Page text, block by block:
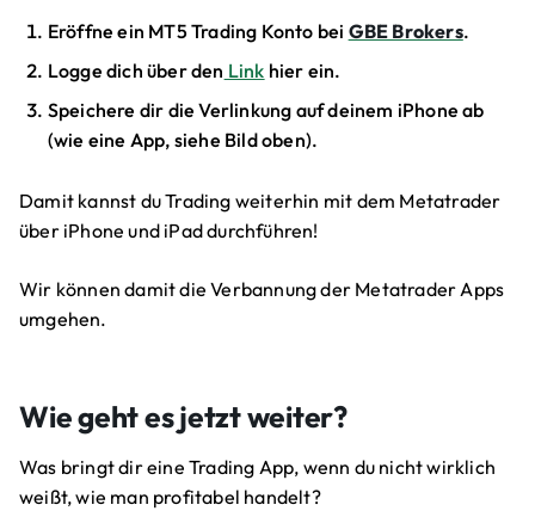
Eröffne ein MT5 Trading Konto bei GBE Brokers.
Logge dich über den Link hier ein.
Speichere dir die Verlinkung auf deinem iPhone ab
(wie eine App, siehe Bild oben).
Damit kannst du Trading weiterhin mit dem Metatrader
über iPhone und iPad durchführen!
Wir können damit die Verbannung der Metatrader Apps
umgehen.
Wie geht es jetzt weiter?
Was bringt dir eine Trading App, wenn du nicht wirklich
weißt, wie man profitabel handelt?